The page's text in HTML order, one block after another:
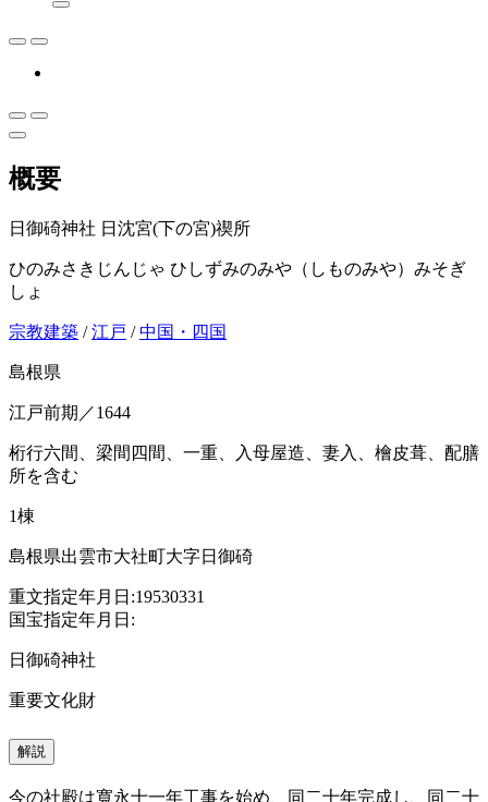
概要
日御碕神社 日沈宮(下の宮)禊所
ひのみさきじんじゃ ひしずみのみや（しものみや）みそぎ
しょ
宗教建築 /江戸 /中国・四国
島根県
江戸前期／1644
桁行六間、梁間四間、一重、入母屋造、妻入、檜皮葺、配膳
所を含む
1棟
島根県出雲市大社町大字日御碕
重文指定年月日:19530331
国宝指定年月日:
日御碕神社
重要文化財
解説
今の社殿は寬永十一年工事を始め、同二十年完成し、同二十